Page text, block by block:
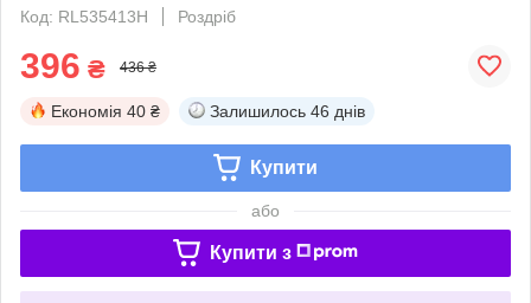
Код: RL535413H
Роздріб
396 ₴ 436 ₴
Економія 40 ₴ Залишилось 46 днів
Купити
або
Купити з